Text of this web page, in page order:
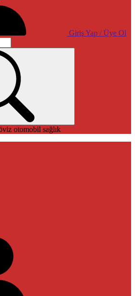
Giriş Yap / Üye Ol
otomobil sağlık